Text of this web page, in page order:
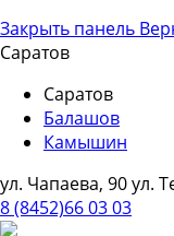
Закрыть панель
Саратов
Саратов
Балашов
Камышин
ул. Чапаева, 90ул.
8 (8452)66 03 03